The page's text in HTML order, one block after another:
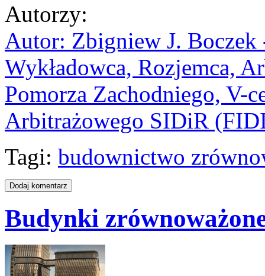
Autorzy:
Autor: Zbigniew J.
Wykładowca, Rozjemca,
Pomorza Zachodniego, V-
Arbitrażowego SIDiR
Tagi: budownictwo
Budynki